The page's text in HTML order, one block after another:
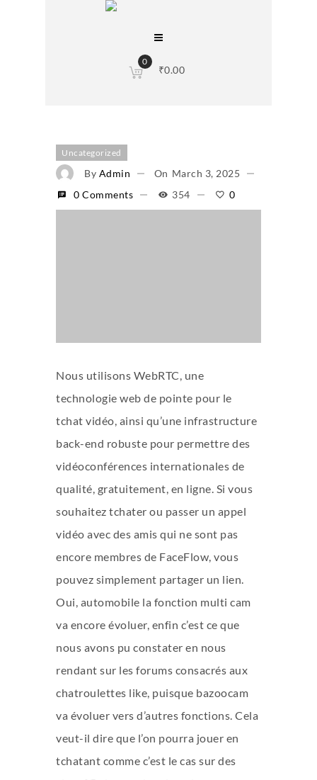
0
₹0.00
Uncategorized
By Admin On March 3, 2025
0 Comments
354 0
Nous utilisons WebRTC, une
technologie web de pointe pour le
tchat vidéo, ainsi qu’une infrastructure
back-end robuste pour permettre des
vidéoconférences internationales de
qualité, gratuitement, en ligne. Si vous
souhaitez tchater ou passer un appel
vidéo avec des amis qui ne sont pas
encore membres de FaceFlow, vous
pouvez simplement partager un lien.
Oui, automobile la fonction multi cam
va encore évoluer, enfin c’est ce que
nous avons pu constater en nous
rendant sur les forums consacrés aux
chatroulettes like, puisque bazoocam
va évoluer vers d’autres fonctions. Cela
veut-il dire que l’on pourra jouer en
tchatant comme c’est le cas sur des